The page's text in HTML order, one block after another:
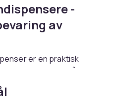
-
av
er en praktisk
flytende såpe,
gir et ryddig